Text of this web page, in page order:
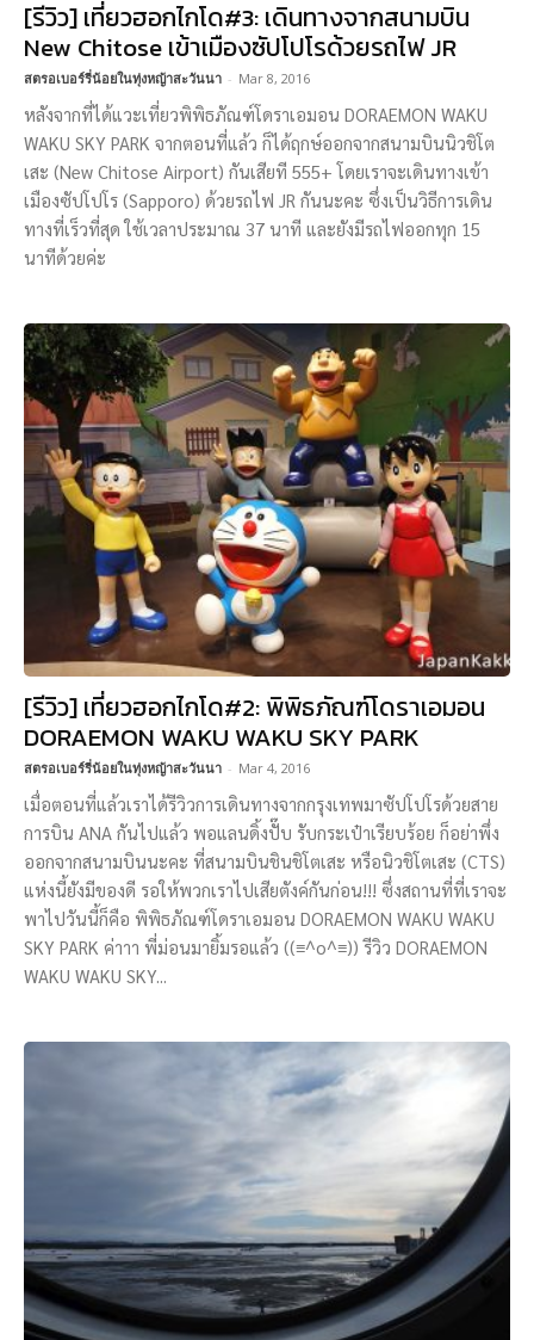
[รีวิว] เที่ยวฮอกไกโด#3: เดินทางจากสนามบิน
New Chitose เข้าเมืองซัปโปโรด้วยรถไฟ JR
สตรอเบอร์รี่น้อยในทุ่งหญ้าสะวันนา - Mar 8, 2016
หลังจากที่ได้แวะเที่ยวพิพิธภัณฑ์โดราเอมอน DORAEMON WAKU
WAKU SKY PARK จากตอนที่แล้ว ก็ได้ฤกษ์ออกจากสนามบินนิวชิโต
เสะ (New Chitose Airport) กันเสียที 555+ โดยเราจะเดินทางเข้า
เมืองซัปโปโร (Sapporo) ด้วยรถไฟ JR กันนะคะ ซึ่งเป็นวิธีการเดิน
ทางที่เร็วที่สุด ใช้เวลาประมาณ 37 นาที และยังมีรถไฟออกทุก 15
นาทีด้วยค่ะ
[รีวิว] เที่ยวฮอกไกโด#2: พิพิธภัณฑ์โดราเอมอน
DORAEMON WAKU WAKU SKY PARK
สตรอเบอร์รี่น้อยในทุ่งหญ้าสะวันนา - Mar 4, 2016
เมื่อตอนที่แล้วเราได้รีวิวการเดินทางจากกรุงเทพมาซัปโปโรด้วยสาย
การบิน ANA กันไปแล้ว พอแลนดิ้งปั๊บ รับกระเป๋าเรียบร้อย ก็อย่าพึ่ง
ออกจากสนามบินนะคะ ที่สนามบินชินชิโตเสะ หรือนิวชิโตเสะ (CTS)
แห่งนี้ยังมีของดี รอให้พวกเราไปเสียตังค์กันก่อน!!! ซึ่งสถานที่ที่เราจะ
พาไปวันนี้ก็คือ พิพิธภัณฑ์โดราเอมอน DORAEMON WAKU WAKU
SKY PARK ค่าาา พี่ม่อนมายิ้มรอแล้ว ((≡^o^≡)) รีวิว DORAEMON
WAKU WAKU SKY...